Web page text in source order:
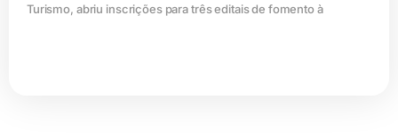
Turismo, abriu inscrições para três editais de fomento à